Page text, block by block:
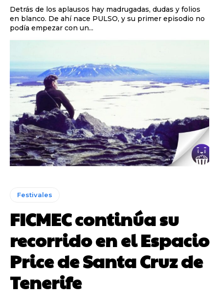
Detrás de los aplausos hay madrugadas, dudas y folios
en blanco. De ahí nace PULSO, y su primer episodio no
podía empezar con un...
Festivales
FICMEC continúa su
recorrido en el Espacio
Price de Santa Cruz de
Tenerife